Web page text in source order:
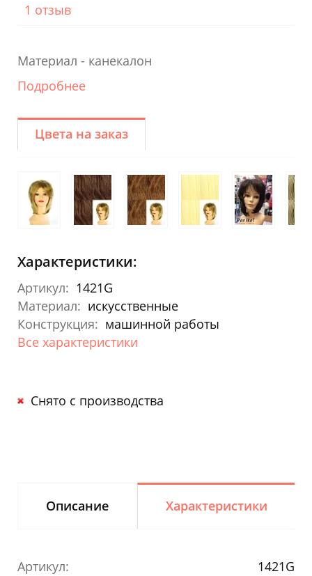
1 отзыв
Материал - канекалон
Подробнее
Цвета на заказ
Характеристики:
Артикул: 1421G
Материал: искусственные
Конструкция: машинной работы
Все характеристики
Снято с производства
Описание Характеристики
Артикул:
1421G